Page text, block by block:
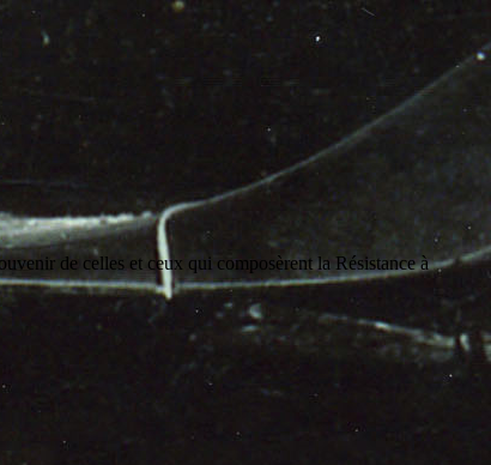
de celles et ceux qui composèrent la Résistance à